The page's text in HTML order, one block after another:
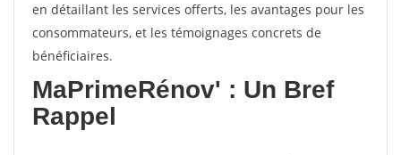
en détaillant les services offerts, les avantages pour les
consommateurs, et les témoignages concrets de
bénéficiaires.
MaPrimeRénov' : Un Bref
Rappel